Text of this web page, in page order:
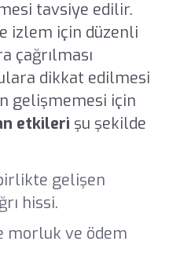
tavsiye edilir.
izlem için düzenli
çağrılması
dikkat edilmesi
gelişmemesi için
etkileri şu şekilde
gelişen
hissi.
morluk ve ödem